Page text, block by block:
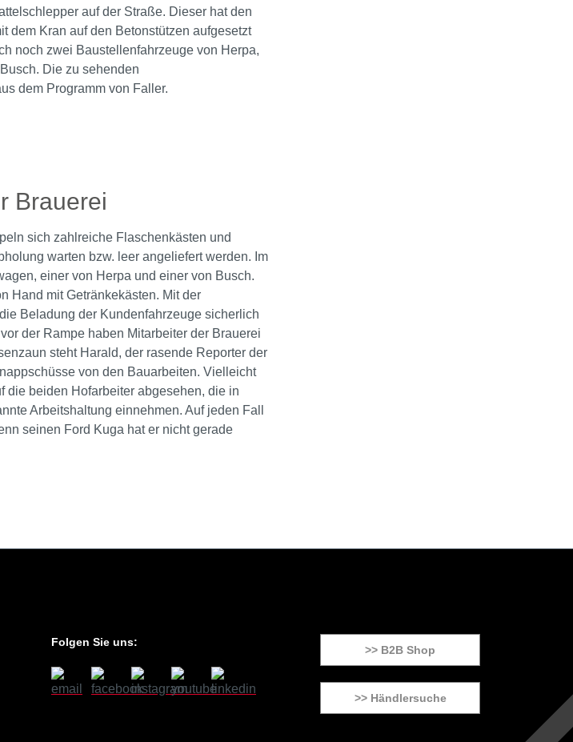
auf der Straße. Dieser hat den
dem Kran auf den Betonstützen aufgesetzt
noch zwei Baustellenfahrzeuge von Herpa,
Die zu sehenden
dem Programm von Faller.
Brauerei
sich zahlreiche Flaschenkästen und
warten bzw. leer angeliefert werden. Im
einer von Herpa und einer von Busch.
Hand mit Getränkekästen. Mit der
Beladung der Kundenfahrzeuge sicherlich
der Rampe haben Mitarbeiter der Brauerei
steht Harald, der rasende Reporter der
von den Bauarbeiten. Vielleicht
die beiden Hofarbeiter abgesehen, die in
Arbeitshaltung einnehmen. Auf jeden Fall
seinen Ford Kuga hat er nicht gerade
Folgen Sie uns:
>> B2B Shop
>> Händlersuche